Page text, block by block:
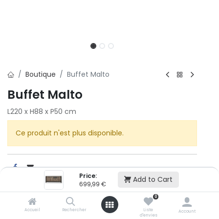
Price:
699,99 € Add to Cart
Accueil Rechercher
0
Liste
d'envies
Account
Boutique Buffet Malto
Buffet Malto
L220 x H88 x P50 cm
Ce produit n'est plus disponible.
Cet article n'est plus disponible.